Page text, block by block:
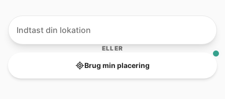
ELLER
Brug min placering